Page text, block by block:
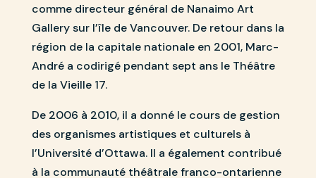
comme directeur général de Nanaimo Art
Gallery sur l’île de Vancouver. De retour dans la
région de la capitale nationale en 2001, Marc-
André a codirigé pendant sept ans le Théâtre
de la Vieille 17.
De 2006 à 2010, il a donné le cours de gestion
des organismes artistiques et culturels à
l’Université d’Ottawa. Il a également contribué
à la communauté théâtrale franco-ontarienne